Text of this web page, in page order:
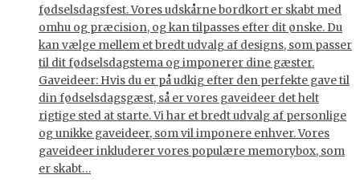
fødselsdagsfest. Vores udskårne bordkort er skabt med
omhu og præcision, og kan tilpasses efter dit ønske. Du
kan vælge mellem et bredt udvalg af designs, som passer
til dit fødselsdagstema og imponerer dine gæster.
Gaveideer: Hvis du er på udkig efter den perfekte gave til
din fødselsdagsgæst, så er vores gaveideer det helt
rigtige sted at starte. Vi har et bredt udvalg af personlige
og unikke gaveideer, som vil imponere enhver. Vores
gaveideer inkluderer vores populære memorybox, som
er skabt…